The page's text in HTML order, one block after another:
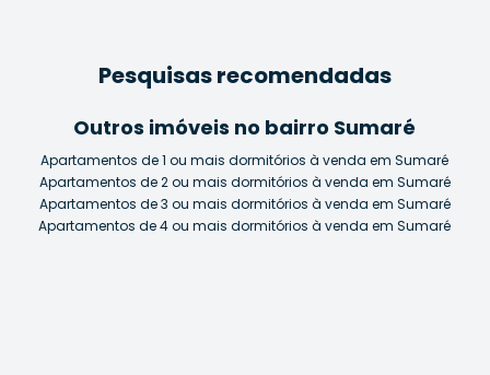
Pesquisas recomendadas
Outros imóveis no bairro Sumaré
Apartamentos de 1 ou mais dormitórios à venda em Sumaré
Apartamentos de 2 ou mais dormitórios à venda em Sumaré
Apartamentos de 3 ou mais dormitórios à venda em Sumaré
Apartamentos de 4 ou mais dormitórios à venda em Sumaré